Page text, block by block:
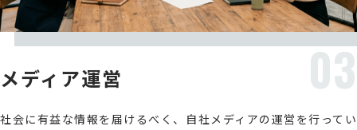
03
メディア運営
社会に有益な情報を届けるべく、自社メディアの運営を行ってい